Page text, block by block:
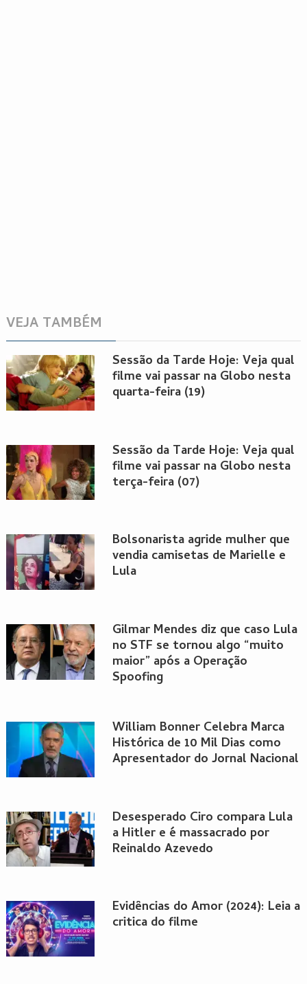
VEJA TAMBÉM
Sessão da Tarde Hoje: Veja qual
filme vai passar na Globo nesta
quarta-feira (19)
Sessão da Tarde Hoje: Veja qual
filme vai passar na Globo nesta
terça-feira (07)
Bolsonarista agride mulher que
vendia camisetas de Marielle e
Lula
Gilmar Mendes diz que caso Lula
no STF se tornou algo “muito
maior” após a Operação
Spoofing
William Bonner Celebra Marca
Histórica de 10 Mil Dias como
Apresentador do Jornal Nacional
Desesperado Ciro compara Lula
a Hitler e é massacrado por
Reinaldo Azevedo
Evidências do Amor (2024): Leia a
critica do filme